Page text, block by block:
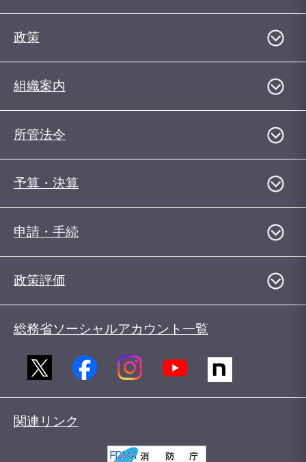
政策
組織案内
所管法令
予算・決算
申請・手続
政策評価
総務省ソーシャルアカウント一覧
関連リンク